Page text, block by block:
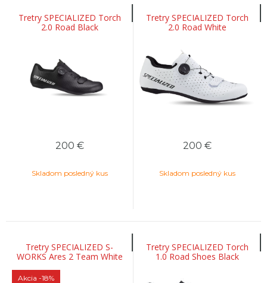
Tretry SPECIALIZED Torch
2.0 Road Black
200 €
Skladom posledný kus
Tretry SPECIALIZED Torch
2.0 Road White
200 €
Skladom posledný kus
Tretry SPECIALIZED S-
WORKS Ares 2 Team White
Akcia -18%
Tretry SPECIALIZED Torch
1.0 Road Shoes Black